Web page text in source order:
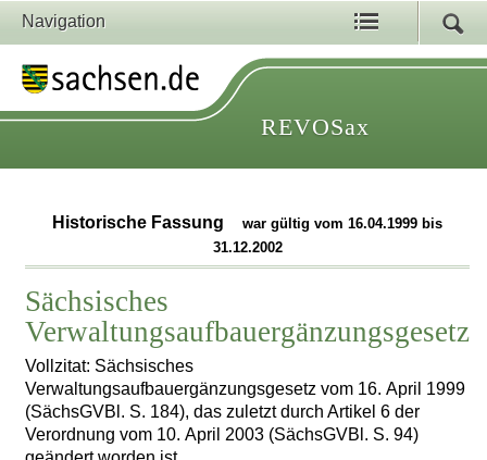
Navigation
REVOSax
Historische Fassung
war gültig vom 16.04.1999 bis
31.12.2002
Sächsisches
Verwaltungsaufbauergänzungsgesetz
Vollzitat: Sächsisches
Verwaltungsaufbauergänzungsgesetz vom 16. April 1999
(SächsGVBl. S. 184), das zuletzt durch Artikel 6 der
Verordnung vom 10. April 2003 (SächsGVBl. S. 94)